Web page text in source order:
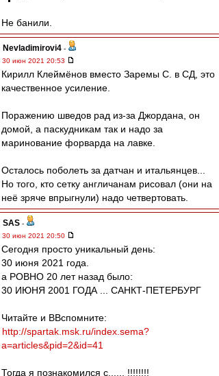
Не банили.
Nevladimirovi4 -
30 июн 2021 20:53
Кирилл Клеймёнов вместо Заремы С. в СД, это
качественное усиление.
Поражению шведов рад из-за Джордана, он
домой, а паскудникам так и надо за
маринование форварда на лавке.
Осталось поболеть за датчан и итальянцев...
Но того, кто сетку англичанам рисовал (они на
неё зряче впрыгнули) надо четвертовать.
SAS -
30 июн 2021 20:50
Сегодня просто уникальный день:
30 июня 2021 года.
а РОВНО 20 лет назад было:
30 ИЮНЯ 2001 ГОДА ... САНКТ-ПЕТЕРБУРГ
Читайте и ВВспомните:
http://spartak.msk.ru/index.sema?
a=articles&pid=2&id=41
Тогда я познакомился с...... !!!!!!!!